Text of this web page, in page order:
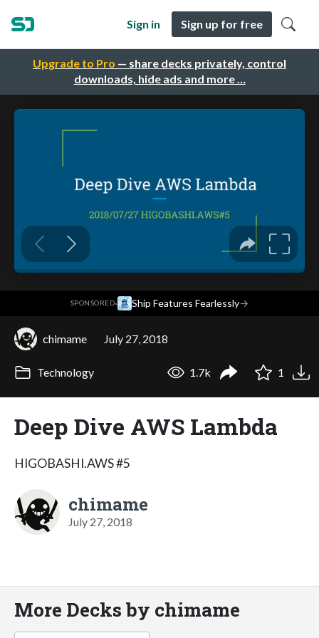
Upgrade to Pro — share decks privately, control
downloads, hide ads and more …
Sign in Sign up for free
SPONSORED· Ship Features Fearlessly→
chimame July 27, 2018
Technology 1.7k 1
Deep Dive AWS Lambda
HIGOBASHI.AWS #5
chimame
July 27, 2018
More Decks by chimame